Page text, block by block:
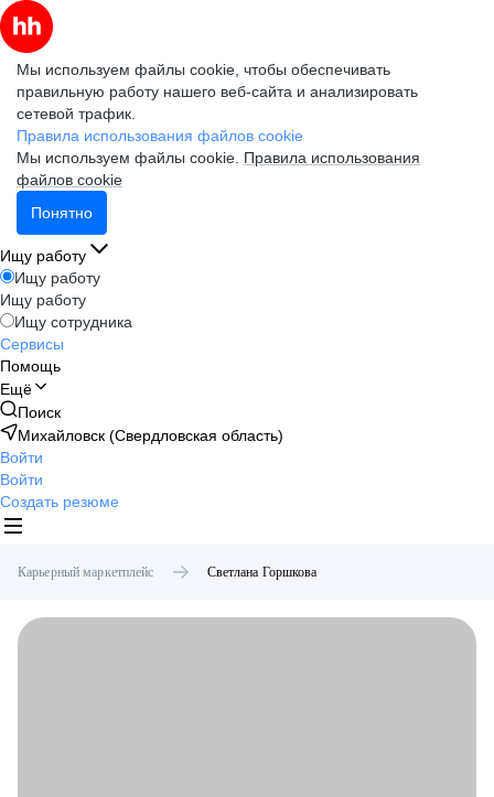
Мы используем файлы cookie, чтобы обеспечивать
правильную работу нашего веб-сайта и анализировать
сетевой трафик.
Правила использования файлов cookie
Мы используем файлы cookie. Правила использования
файлов cookie
Понятно
Ищу работу
Ищу работу
Ищу работу
Ищу сотрудника
Сервисы
Помощь
Ещё
Поиск
Михайловск (Свердловская область)
Войти
Войти
Создать резюме
Карьерный маркетплейс Светлана Горшкова